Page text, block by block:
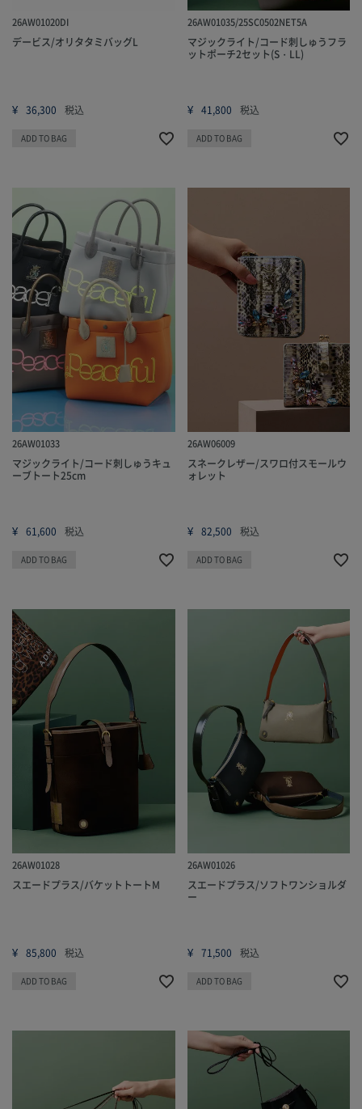
26AW01020DI
デービス/オリタタミバッグL
¥ 36,300 税込
ADD TO BAG
26AW01035/25SC0502NET5A
マジックライト/コード刺しゅうフラ
ットポーチ2セット(S・LL)
¥ 41,800 税込
ADD TO BAG
26AW01033
マジックライト/コード刺しゅうキュ
ーブトート25cm
¥ 61,600 税込
ADD TO BAG
26AW06009
スネークレザー/スワロ付スモールウ
ォレット
¥ 82,500 税込
ADD TO BAG
26AW01028
スエードプラス/バケットトートM
¥ 85,800 税込
ADD TO BAG
26AW01026
スエードプラス/ソフトワンショルダ
ー
¥ 71,500 税込
ADD TO BAG